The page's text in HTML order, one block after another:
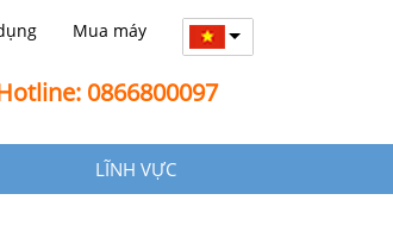
Mua máy
0866800097
LĨNH VỰC